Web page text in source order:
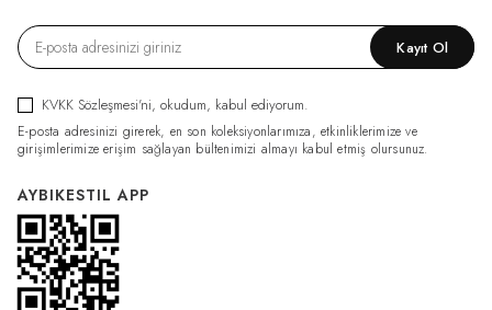
Kayıt Ol
KVKK Sözleşmesi'ni, okudum, kabul ediyorum.
E-posta adresinizi girerek, en son koleksiyonlarımıza, etkinliklerimize ve
girişimlerimize erişim sağlayan bültenimizi almayı kabul etmiş olursunuz.
AYBIKESTIL APP